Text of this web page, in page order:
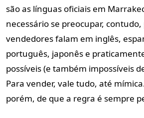
são as línguas oficiais em
necessário se preocupar,
vendedores falam em inglês,
português, japonês e
possíveis (e também impossíveis
Para vender, vale tudo, até
porém, de que a regra é sempre